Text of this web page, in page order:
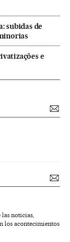
subidas de
e
noticias,
los acontecimientos